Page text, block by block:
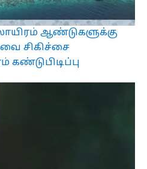
ஆண்டுகளுக்கு
சிகிச்சை